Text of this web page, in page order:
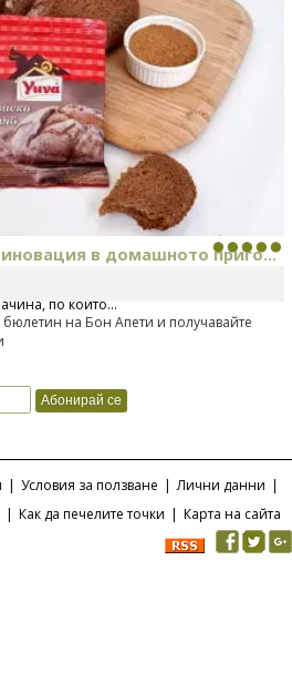
иновация в домашното приго...
предлагането на изцяло нов
по който...
на Бон Апети и получавайте
| Условия за ползване | Лични данни |
| Как да печелите точки | Карта на сайта